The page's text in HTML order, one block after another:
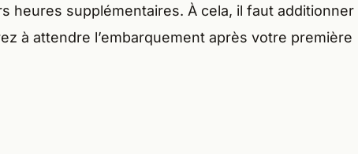
heures supplémentaires. À cela, il faut additionner
à attendre l’embarquement après votre première